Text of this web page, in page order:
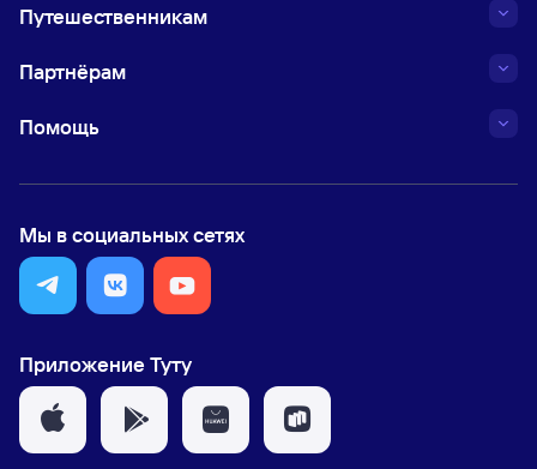
Путешественникам
Партнёрам
Помощь
Мы в социальных сетях
Приложение Туту